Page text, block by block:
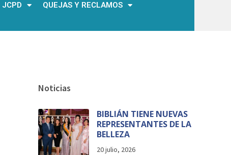
JCPD
QUEJAS Y RECLAMOS
Noticias
BIBLIÁN TIENE NUEVAS
REPRESENTANTES DE LA
BELLEZA
20 julio, 2026